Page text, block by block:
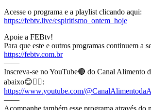
Acesse o programa e a playlist clicando aqui:
https://febtv.live/espiritismo_ontem_hoje
Apoie a FEBtv!
Para que este e outros programas continuem a
https://febtv.com.br
——
Inscreva-se no YouTube🔴 do Canal Alimento
abaixo😊👇🏾:
https://www.youtube.com/
——
Acompanhe também esse programa através do